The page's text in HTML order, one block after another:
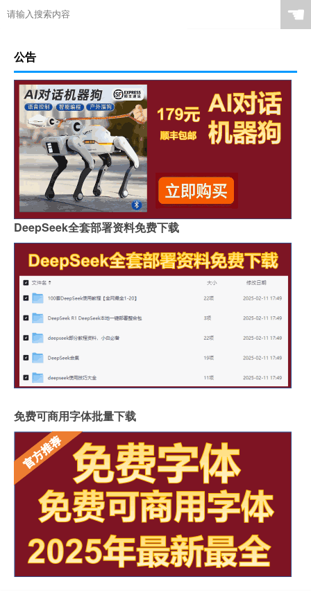
☚
公告
DeepSeek全套部署资料免费下载
免费可商用字体批量下载